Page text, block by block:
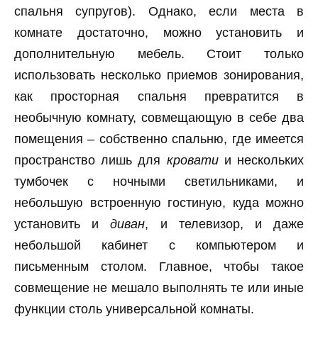
спальня супругов). Однако, если места в
комнате достаточно, можно установить и
дополнительную мебель. Стоит только
использовать несколько приемов зонирования,
как просторная спальня превратится в
необычную комнату, совмещающую в себе два
помещения – собственно спальню, где имеется
пространство лишь для кроватии нескольких
тумбочек с ночными светильниками, и
небольшую встроенную гостиную, куда можно
установить идиван, и телевизор, и даже
небольшой кабинет с компьютером и
письменным столом. Главное, чтобы такое
совмещение не мешало выполнять те или иные
функции столь универсальной комнаты.